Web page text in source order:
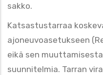
sakko.
Katsastustarraa
ajoneuvoasetukseen
eikä sen
suunnitelmia. Tarran